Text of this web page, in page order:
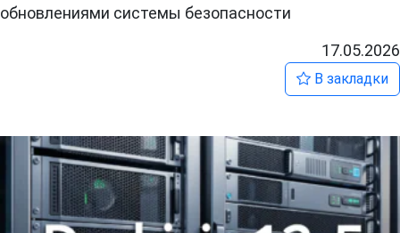
обновлениями системы безопасности
17.05.2026
В закладки